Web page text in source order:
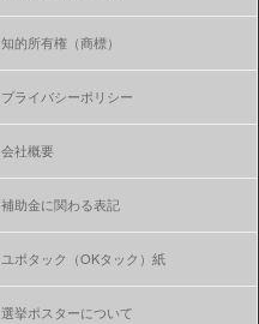
知的所有権（商標）
プライバシーポリシー
会社概要
補助金に関わる表記
ユポタック（OKタック）紙
選挙ポスターについて